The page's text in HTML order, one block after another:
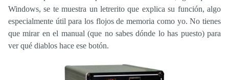
Windows, se te muestra un letrerito que explica su función, algo
especialmente útil para los flojos de memoria como yo. No tienes
que mirar en el manual (que no sabes dónde lo has puesto) para
ver qué diablos hace ese botón.